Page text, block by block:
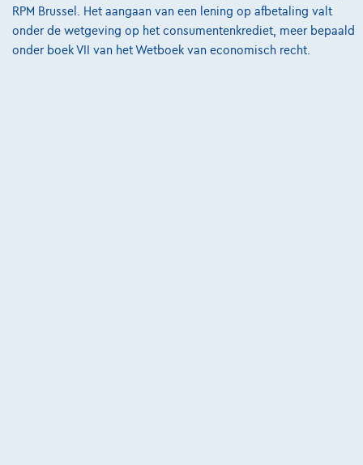
Ontdek het volledige cijfervoorbeeld
Cardoen.be
RPM Brussel. Het aangaan van een lening op afbetaling valt
onder de wetgeving op het consumentenkrediet, meer bepaald
onder boek VII van het Wetboek van economisch recht.